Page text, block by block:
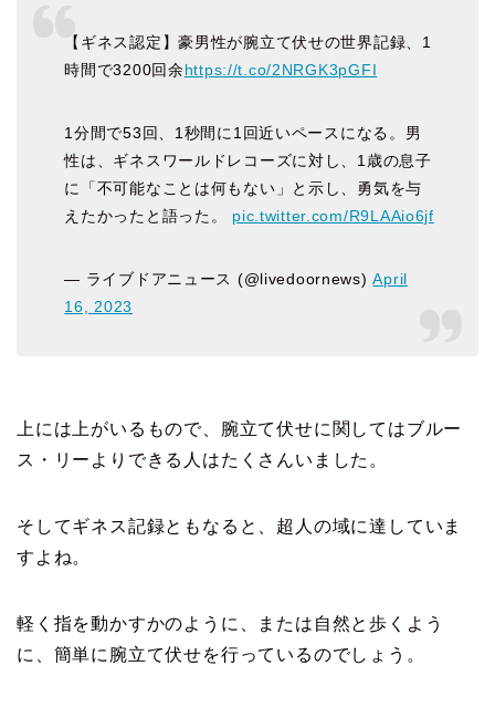
【ギネス認定】豪男性が腕立て伏せの世界記録、1
時間で3200回余https://t.co/2NRGK3pGFI
1分間で53回、1秒間に1回近いペースになる。男
性は、ギネスワールドレコーズに対し、1歳の息子
に「不可能なことは何もない」と示し、勇気を与
えたかったと語った。 pic.twitter.com/R9LAAio6jf
— ライブドアニュース (@livedoornews)April
16, 2023
上には上がいるもので、腕立て伏せに関してはブルー
ス・リーよりできる人はたくさんいました。
そしてギネス記録ともなると、超人の域に達していま
すよね。
軽く指を動かすかのように、または自然と歩くよう
に、簡単に腕立て伏せを行っているのでしょう。